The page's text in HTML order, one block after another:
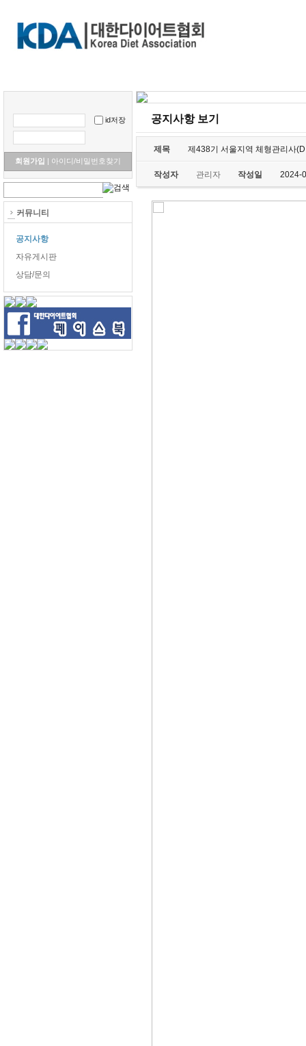
id저장
회원가입 | 아이디/비밀번호찾기
커뮤니티
공지사항
자유게시판
상담/문의
공지사항 보기
제목 제438기 서울지역 체형관리사
작성자 관리자 작성일 2024-